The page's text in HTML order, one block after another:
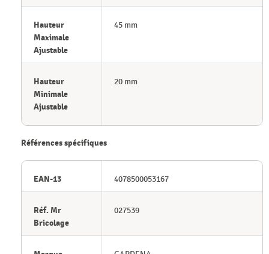
Hauteur
Maximale
Ajustable
45 mm
Hauteur
Minimale
Ajustable
20 mm
Références spécifiques
EAN-13 4078500053167
Réf. Mr
Bricolage
027539